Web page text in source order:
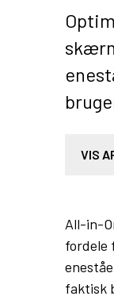
VIS
All-in-
fordele
faktisk